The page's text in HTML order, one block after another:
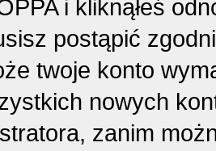
i kliknąłeś
postąpić
twoje konto
nowych
zanim